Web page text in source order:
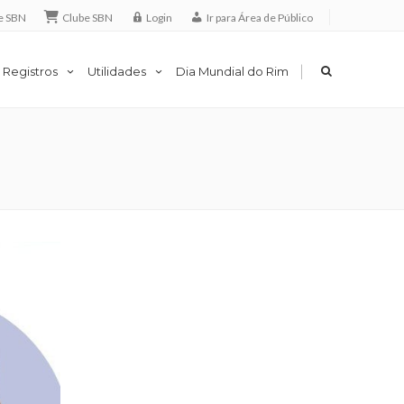
SBN Clube SBN Login Ir para Área de Público
Registros Utilidades Dia Mundial do Rim |